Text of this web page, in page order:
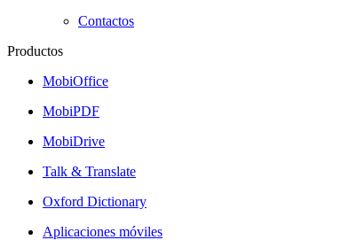
Contactos
Productos
MobiOffice
MobiPDF
MobiDrive
Talk & Translate
Oxford Dictionary
Aplicaciones móviles